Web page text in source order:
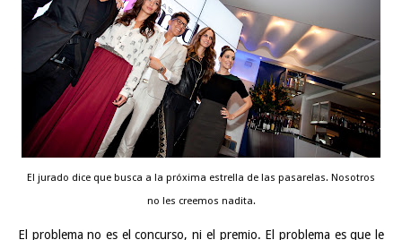
El jurado dice que busca a la próxima estrella de las pasarelas. Nosotros
no les creemos nadita.
El problema no es el concurso, ni el premio. El problema es que le